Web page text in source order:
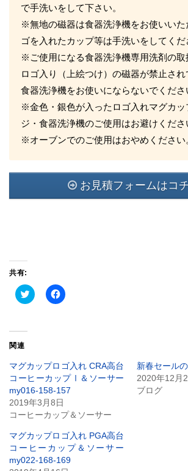
で手洗いをして下さい。
※無地の磁器は食器洗浄機をお使いいた
ゴを入れたカップ等は手洗いをしてくだ
※ご使用になる食器洗浄機専用洗剤の取
ロゴ入り（上絵つけ）の磁器が禁止され
食器洗浄機をお使いにならないでくださ
※金色・銀色が入ったロゴ入れマグカッ
ジ・食器洗浄機のご使用はお避けくださ
※オーブンでのご使用はおやめください
お見積フォームはコ
共有:
ク
リ
有
(新
し
い
ウ
ィ
ン
ド
で
開
き
ま
す)
Facebook
で
リ
ッ
ク
し
て
く
だ
さ
(新
し
い
ウ
ィ
関連
マグカップロゴ入れ CRA高台
コーヒーカップⅠ＆ソーサー
my016-158-157
2019年3月8日
コーヒーカップ＆ソーサー
新春セール
2020年12月
ブログ
マグカップロゴ入れ PGA高台
コーヒーカップ＆ソーサー
my022-168-169